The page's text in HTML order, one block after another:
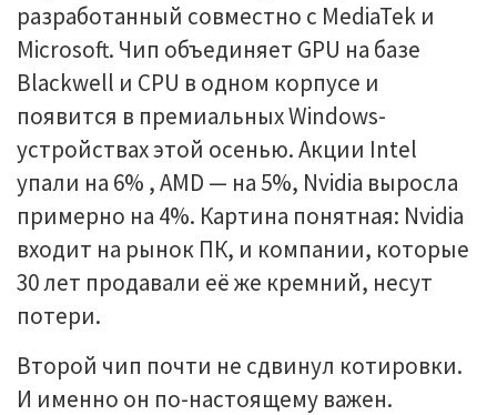
разработанный совместно с MediaTek и
Microsoft. Чип объединяет GPU на базе
Blackwell и CPU в одном корпусе и
появится в премиальных Windows-
устройствах этой осенью. Акции Intel
упали на 6% , AMD — на 5%, Nvidia выросла
примерно на 4%. Картина понятная: Nvidia
входит на рынок ПК, и компании, которые
30 лет продавали её же кремний, несут
потери.
Второй чип почти не сдвинул котировки.
И именно он по-настоящему важен.